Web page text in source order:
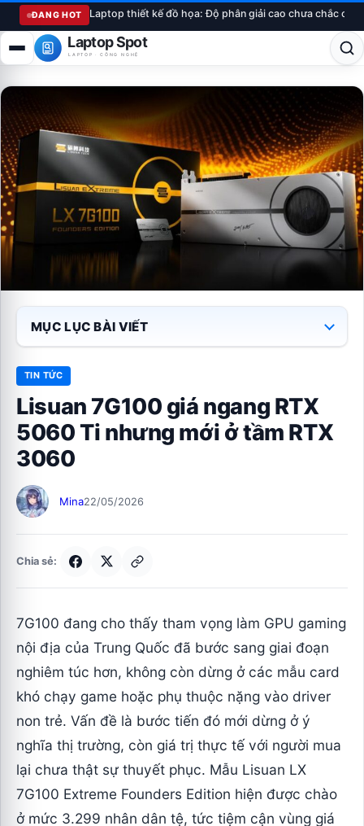
ĐANG HOT Laptop thiết kế đồ họa: Độ phân giải cao chưa chắc
Laptop Spot
LAPTOP · CÔNG NGHỆ
MỤC LỤC BÀI VIẾT
TIN TỨC
Lisuan 7G100 giá ngang RTX
5060 Ti nhưng mới ở tầm RTX
3060
Mina22/05/2026
Chia sẻ:
7G100 đang cho thấy tham vọng làm GPU gaming
nội địa của Trung Quốc đã bước sang giai đoạn
nghiêm túc hơn, không còn dừng ở các mẫu card
khó chạy game hoặc phụ thuộc nặng vào driver
non trẻ. Vấn đề là bước tiến đó mới dừng ở ý
nghĩa thị trường, còn giá trị thực tế với người mua
lại chưa thật sự thuyết phục. Mẫu Lisuan LX
7G100 Extreme Founders Edition hiện được chào
ở mức 3.299 nhân dân tệ, tức tiệm cận vùng giá